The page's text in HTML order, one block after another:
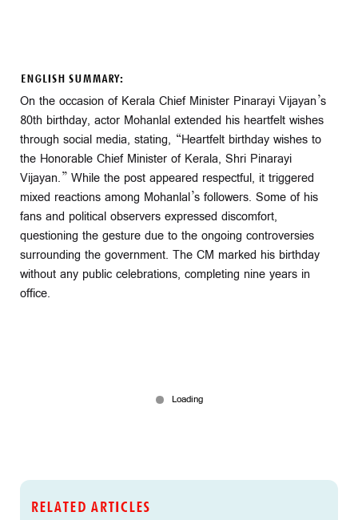
ENGLISH SUMMARY:
On the occasion of Kerala Chief Minister Pinarayi Vijayan’s
80th birthday, actor Mohanlal extended his heartfelt wishes
through social media, stating, “Heartfelt birthday wishes to
the Honorable Chief Minister of Kerala, Shri Pinarayi
Vijayan.” While the post appeared respectful, it triggered
mixed reactions among Mohanlal’s followers. Some of his
fans and political observers expressed discomfort,
questioning the gesture due to the ongoing controversies
surrounding the government. The CM marked his birthday
without any public celebrations, completing nine years in
office.
RELATED ARTICLES